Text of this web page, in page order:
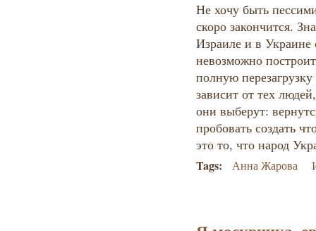
Не хочу быть
скоро закончится.
Израиле и в Украине
невозможно
полную
зависит от тех
они выберут:
пробовать создать
это то, что народ
Tags: Анна Жарова